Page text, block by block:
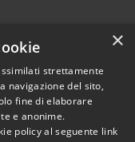
© 2026 • Comune di
×
strettamente
navigazione del sito,
fine di elaborare
e anonime.
policy al seguente link